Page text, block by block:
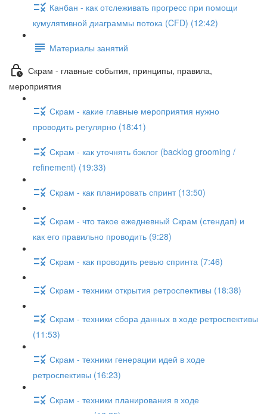
Канбан - как отслеживать прогресс при помощи
кумулятивной диаграммы потока (CFD) (12:42)
Материалы занятий
Скрам - главные события, принципы, правила,
мероприятия
Скрам - какие главные мероприятия нужно
проводить регулярно (18:41)
Скрам - как уточнять бэклог (backlog grooming /
refinement) (19:33)
Скрам - как планировать спринт (13:50)
Скрам - что такое ежедневный Скрам (стендап) и
как его правильно проводить (9:28)
Скрам - как проводить ревью спринта (7:46)
Скрам - техники открытия ретроспективы (18:38)
Скрам - техники сбора данных в ходе ретроспективы
(11:53)
Скрам - техники генерации идей в ходе
ретроспективы (16:23)
Скрам - техники планирования в ходе